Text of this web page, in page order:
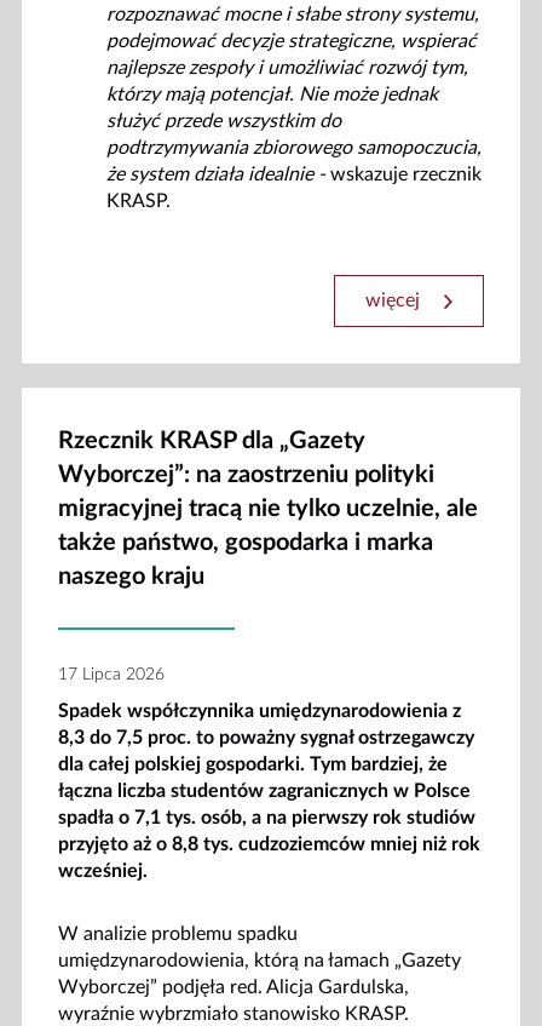
rozpoznawać mocne i słabe strony systemu,
podejmować decyzje strategiczne, wspierać
najlepsze zespoły i umożliwiać rozwój tym,
którzy mają potencjał. Nie może jednak
służyć przede wszystkim do
podtrzymywania zbiorowego samopoczucia,
że system działa idealnie -wskazuje rzecznik
KRASP.
więcej
Rzecznik KRASP dla „Gazety
Wyborczej”: na zaostrzeniu polityki
migracyjnej tracą nie tylko uczelnie, ale
także państwo, gospodarka i marka
naszego kraju
17 Lipca 2026
Spadek współczynnika umiędzynarodowienia z
8,3 do 7,5 proc. to poważny sygnał ostrzegawczy
dla całej polskiej gospodarki. Tym bardziej, że
łączna liczba studentów zagranicznych w Polsce
spadła o 7,1 tys. osób, a na pierwszy rok studiów
przyjęto aż o 8,8 tys. cudzoziemców mniej niż rok
wcześniej.
W analizie problemu spadku
umiędzynarodowienia, którą na łamach „Gazety
Wyborczej” podjęła red. Alicja Gardulska,
wyraźnie wybrzmiało stanowisko KRASP.